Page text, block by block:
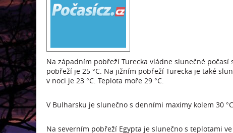
Na západním pobřeží Turecka vládne slunečné
pobřeží je 25 °C. Na jižním pobřeží Turecka je také
v noci je 23 °C. Teplota moře 29 °C.
V Bulharsku je slunečno s denními maximy kolem 30
Na severním pobřeží Egypta je slunečno s teplotami